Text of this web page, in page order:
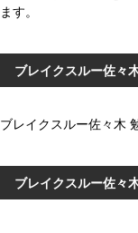
ます。
ブレイクスルー佐々
ブレイクスルー佐々木
ブレイクスルー佐々